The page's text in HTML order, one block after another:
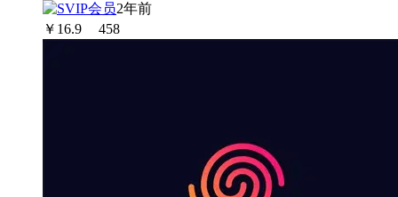
2年前
￥ 16.9 458